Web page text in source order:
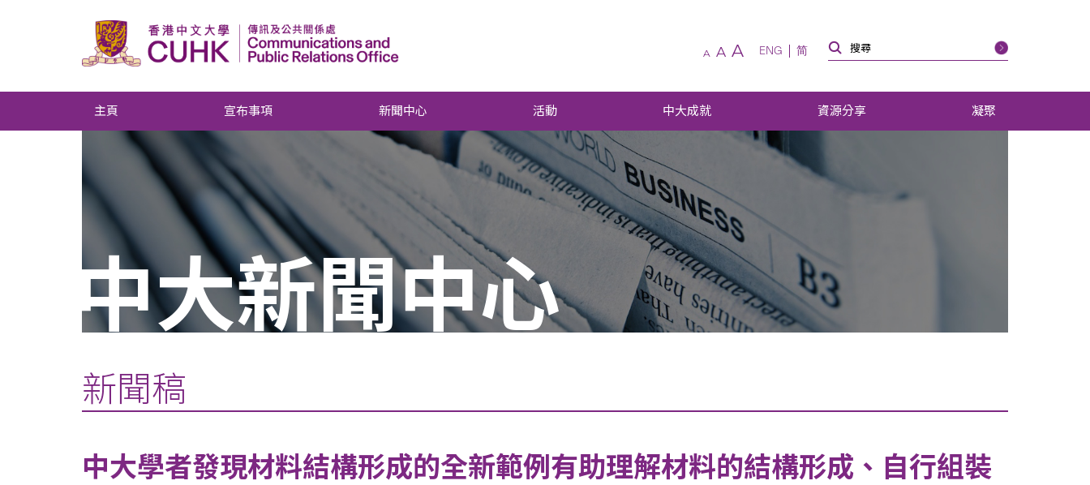
A A A ENG 简
主頁 宣布事項 新聞中心 活動 中大成就 資源分享 凝聚
中大新聞中心
新聞稿
中大學者發現材料結構形成的全新範例有助理解材料的結構形成、自行組裝